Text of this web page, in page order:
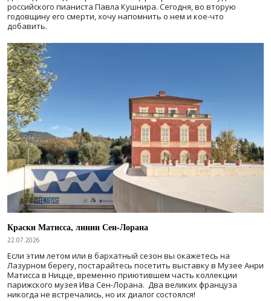
российского пианиста Павла Кушнира. Сегодня, во вторую
годовщину его смерти, хочу напомнить о нем и кое-что
добавить.
Краски Матисса, линии Сен-Лорана
22.07.2026
Если этим летом или в бархатный сезон вы окажетесь на
Лазурном берегу, постарайтесь посетить выставку в Музее Анри
Матисса в Ницце, временно приютившем часть коллекции
парижского музея Ива Сен-Лорана. Два великих француза
никогда не встречались, но их диалог состоялся!